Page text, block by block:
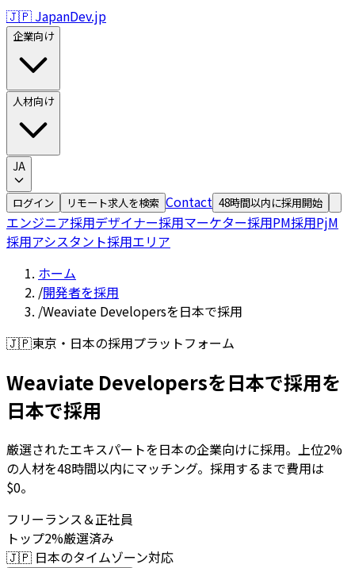
🇯🇵 JapanDev.jp
企業向け
人材向け
JA
ログイン リモート求人を検索 Contact 48時間以内に採用開始
エンジニア採用デザイナー採用マーケター採用PM採用PjM
採用アシスタント採用エリア
ホーム
/開発者を採用
/Weaviate Developersを日本で採用
🇯🇵東京・日本の採用プラットフォーム
Weaviate Developersを日本で採用を
日本で採用
厳選されたエキスパートを日本の企業向けに採用。上位2%
の人材を48時間以内にマッチング。採用するまで費用は
$0。
フリーランス＆正社員
トップ2%厳選済み
🇯🇵 日本のタイムゾーン対応